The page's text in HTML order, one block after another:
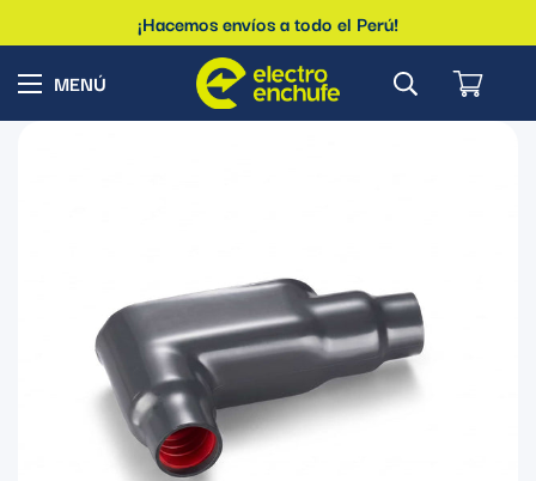
¡Hacemos envíos a todo el Perú!